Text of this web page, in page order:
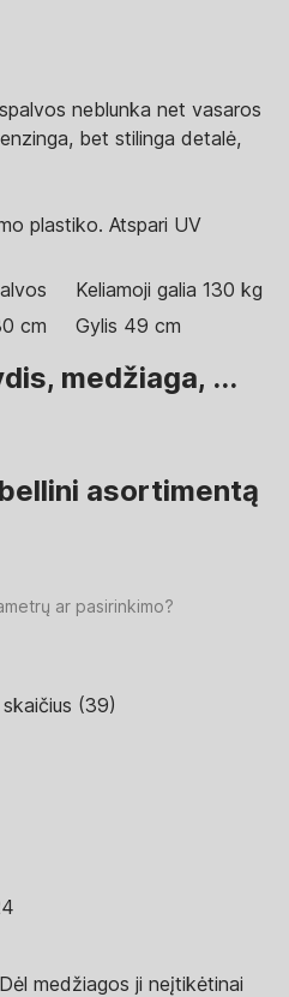
neblunka net vasaros
bet stilinga detalė,
plastiko. Atspari UV
Keliamoji galia 130 kg
cm Gylis 49 cm
medžiaga, ...
asortimentą
ar pasirinkimo?
(39)
medžiagos ji neįtikėtinai